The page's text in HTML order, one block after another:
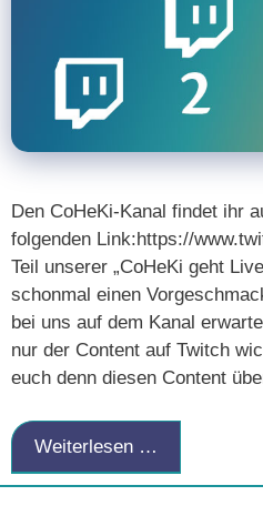
Den CoHeKi-Kanal findet ihr
folgenden Link:https://
Teil unserer „CoHeKi geht
schonmal einen
bei uns auf dem Kanal
nur der Content auf Twitch
euch denn diesen Content
Weiterlesen …